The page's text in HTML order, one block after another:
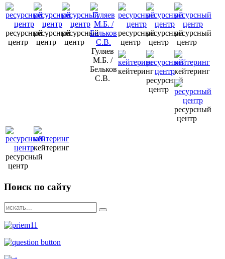
ресурсный
центр
ресурсный
центр
ресурсный
центр
Гуляев
М.Б. /
Бельков
С.В.
ресурсный
центр
ресурсный
центр
ресурсный
центр
кейтеринг
ресурсный
центр
кейтеринг
ресурсный
центр
ресурсный
центр
кейтеринг
Поиск по сайту